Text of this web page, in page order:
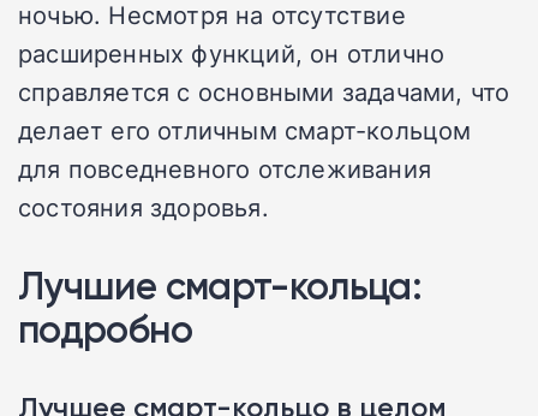
ночью. Несмотря на отсутствие
расширенных функций, он отлично
справляется с основными задачами, что
делает его отличным смарт-кольцом
для повседневного отслеживания
состояния здоровья.
Лучшие смарт-кольца:
подробно
Лучшее смарт-кольцо в целом